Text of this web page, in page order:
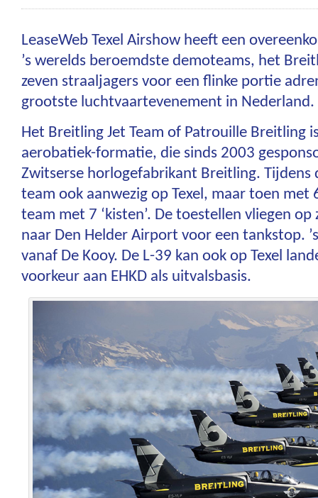
LeaseWeb Texel Airshow heeft een
’s werelds beroemdste demoteams, het
zeven straaljagers voor een flinke portie
grootste luchtvaartevenement in Nederland.
Het Breitling Jet Team of Patrouille Breitling
aerobatiek-formatie, die sinds 2003
Zwitserse horlogefabrikant Breitling. Tijdens
team ook aanwezig op Texel, maar toen met
team met 7 ‘kisten’. De toestellen vliegen
naar Den Helder Airport voor een tankstop.
vanaf De Kooy. De L-39 kan ook op Texel
voorkeur aan EHKD als uitvalsbasis.